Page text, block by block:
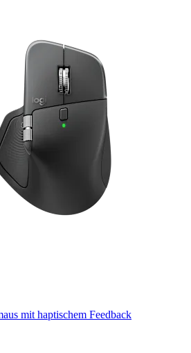
mit haptischem Feedback